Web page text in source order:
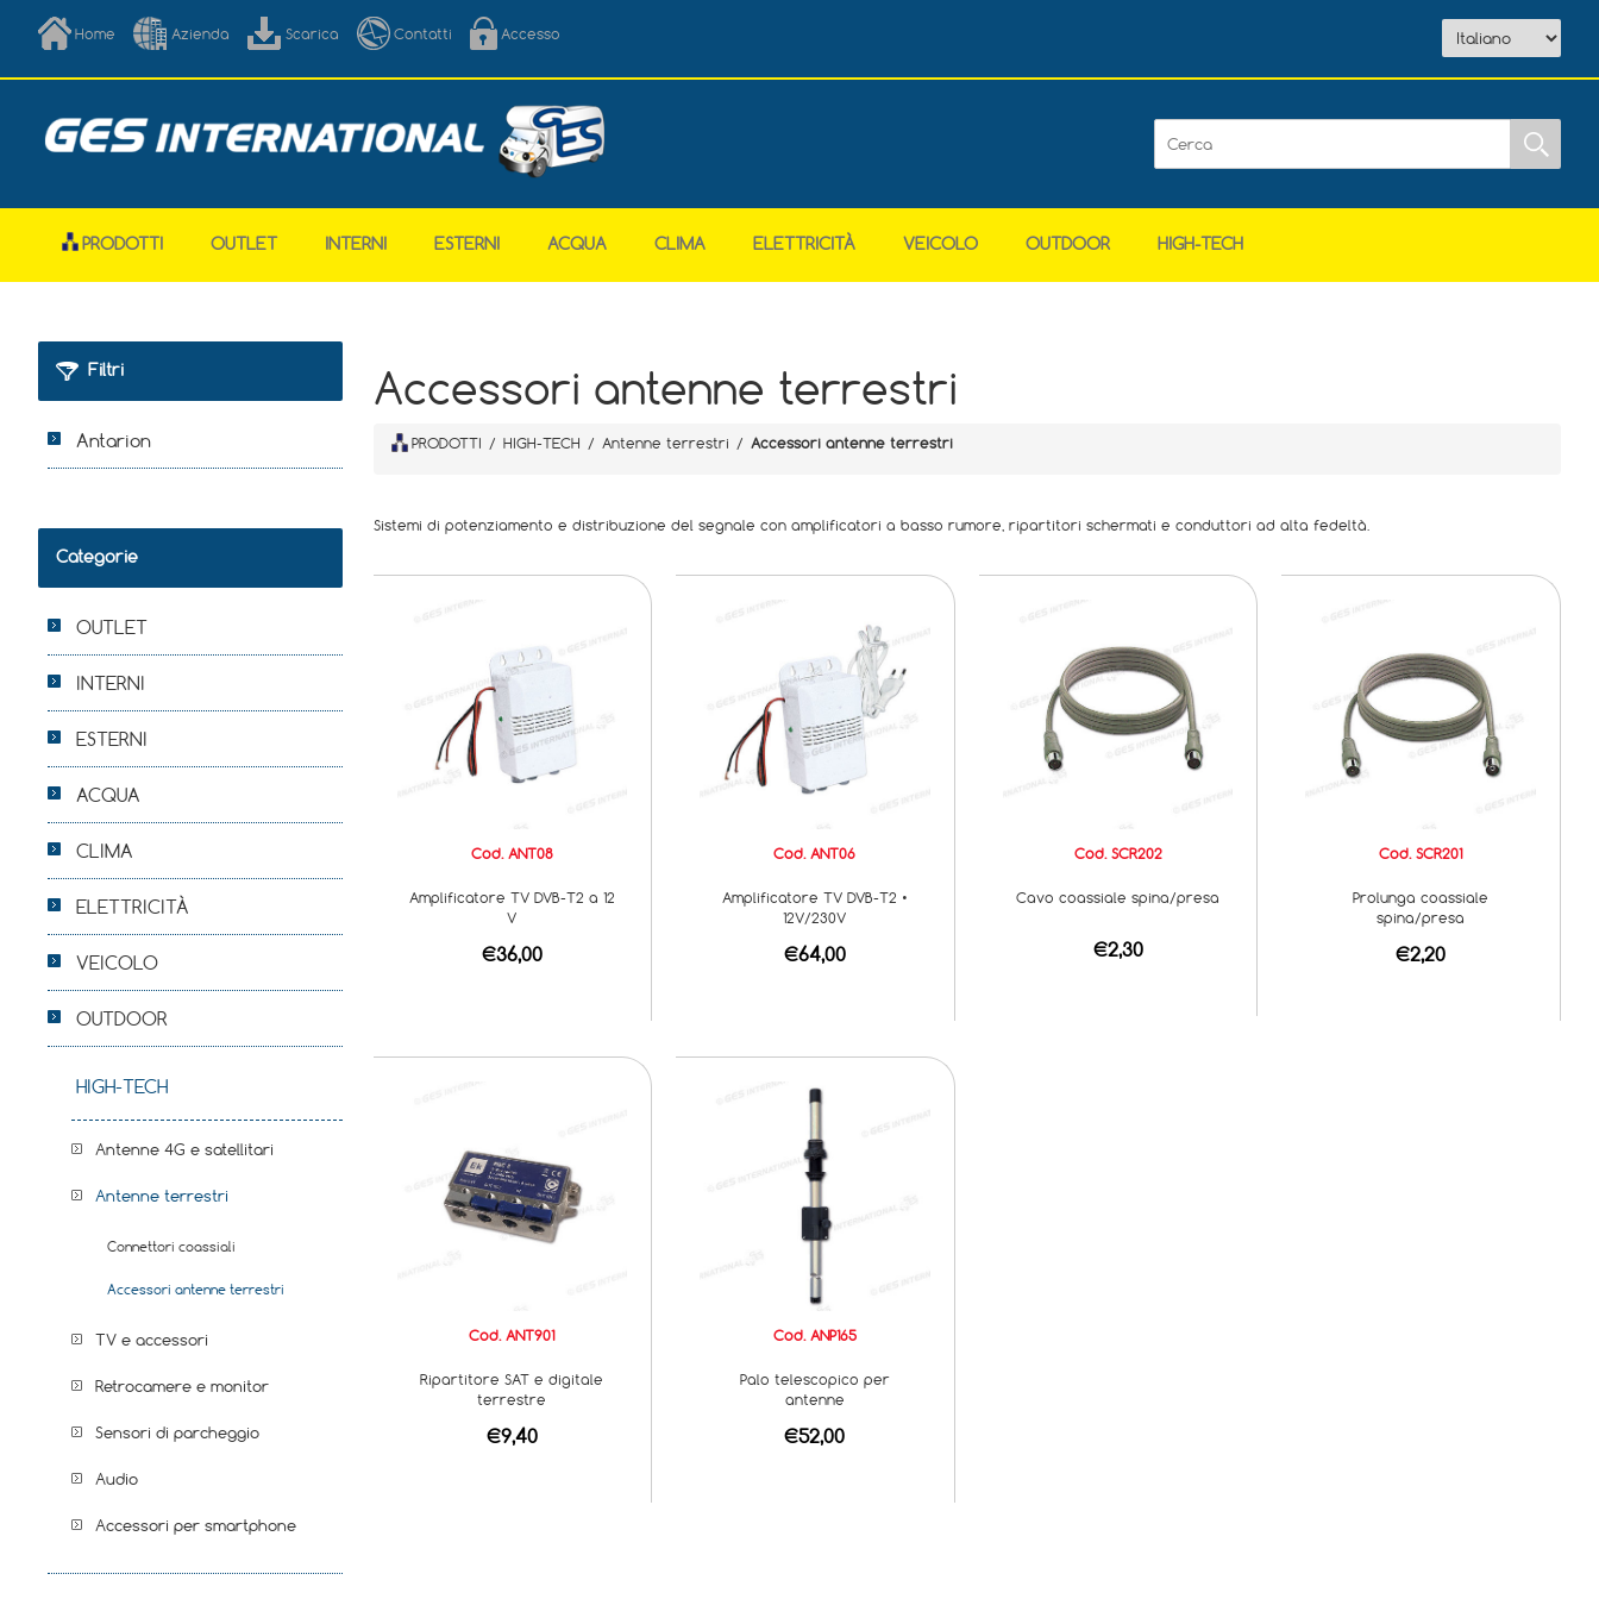
Home Azienda Scarica Contatti Accesso
PRODOTTI OUTLET INTERNI ESTERNI ACQUA CLIMA ELETTRICITÀ VEICOLO OUTDOOR HIGH-TECH
Accessori antenne terrestri
PRODOTTI / HIGH-TECH / Antenne terrestri / Accessori antenne terrestri
Sistemi di potenziamento e distribuzione del segnale con amplificatori a basso rumore, ripartitori schermati e conduttori ad alta fedeltà.
Cod. ANT08
Amplificatore TV DVB-T2 a 12
V
€36,00
Cod. ANT06
Amplificatore TV DVB-T2 •
12V/230V
€64,00
Cod. SCR202
Cavo coassiale spina/presa
€2,30
Cod. SCR201
Prolunga coassiale
spina/presa
€2,20
Cod. ANT901
Ripartitore SAT e digitale
terrestre
€9,40
Cod. ANP165
Palo telescopico per
antenne
€52,00
Filtri
Antarion
Categorie
OUTLET
INTERNI
ESTERNI
ACQUA
CLIMA
ELETTRICITÀ
VEICOLO
OUTDOOR
HIGH-TECH
Antenne 4G e satellitari
Antenne terrestri
Connettori coassiali
Accessori antenne terrestri
TV e accessori
Retrocamere e monitor
Sensori di parcheggio
Audio
Accessori per smartphone